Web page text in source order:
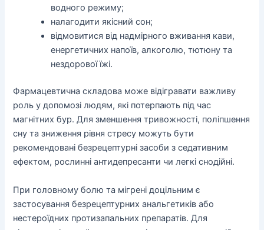
водного режиму;
налагодити якісний сон;
відмовитися від надмірного вживання кави,
енергетичних напоїв, алкоголю, тютюну та
нездорової їжі.
Фармацевтична складова може відігравати важливу
роль у допомозі людям, які потерпають під час
магнітних бур. Для зменшення тривожності, поліпшення
сну та зниження рівня стресу можуть бути
рекомендовані безрецептурні засоби з седативним
ефектом, рослинні антидепресанти чи легкі снодійні.
При головному болю та мігрені доцільним є
застосування безрецептурних анальгетиків або
нестероїдних протизапальних препаратів. Для